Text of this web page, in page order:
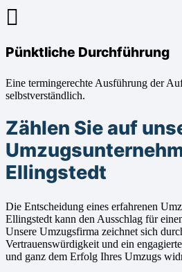
Pünktliche Durchführung
Eine termingerechte Ausführung der
selbstverständlich.
Zählen Sie auf
Ellingstedt
Die Entscheidung eines erfahrenen
Ellingstedt kann den Ausschlag für
Unsere Umzugsfirma zeichnet sich
Vertrauenswürdigkeit und ein
und ganz dem Erfolg Ihres Umzugs